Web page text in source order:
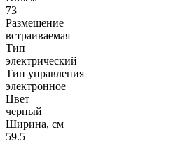
73
Размещение
встраиваемая
Тип
электрический
Тип управления
электронное
Цвет
черный
Ширина, см
59.5